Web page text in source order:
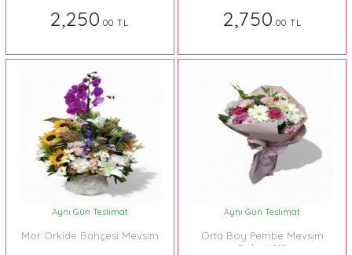
2,250.00 TL 2,750.00 TL
Aynı Gün Teslimat
Mor Orkide Bahçesi Mevsim
Aynı Gün Teslimat
Orta Boy Pembe Mevsim
Buketi 012